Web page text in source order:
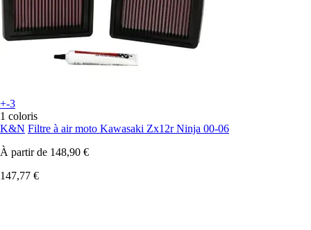
+-3
1 coloris
K&N Filtre à air moto Kawasaki Zx12r Ninja 00-06
À partir de 148,90 €
147,77 €